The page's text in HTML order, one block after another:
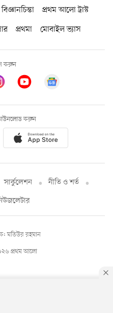
বিজ্ঞানচিন্তা
প্রথম আলো ট্রাস্ট
প্রথমা মোবাইল ভ্যাস
করুন
করুন
সার্কুলেশন
নীতি ও শর্ত
প্রথম আলো
মতিউর রহমান